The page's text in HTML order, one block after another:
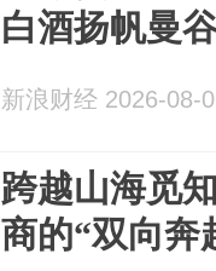
白酒扬帆曼
新浪财经 2026-08-
跨越山海觅
商的“双向奔